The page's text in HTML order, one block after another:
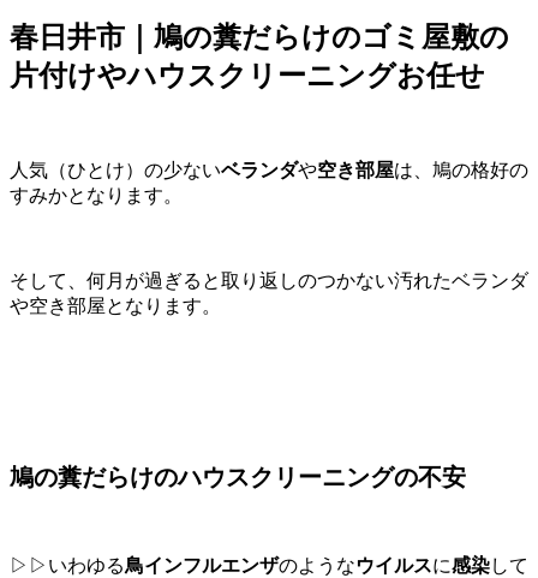
春日井市｜鳩の糞だらけのゴミ屋敷の
片付けやハウスクリーニングお任せ
人気（ひとけ）の少ないベランダや空き部屋は、鳩の格好の
すみかとなります。
そして、何月が過ぎると取り返しのつかない汚れたベランダ
や空き部屋となります。
鳩の糞だらけのハウスクリーニングの不安
▷▷いわゆる鳥インフルエンザのようなウイルスに感染して